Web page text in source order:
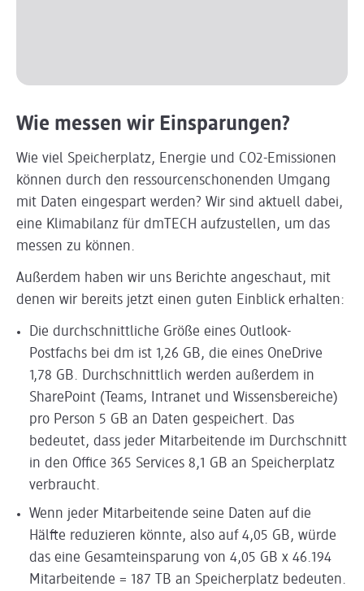
Wie messen wir Einsparungen?
Wie viel Speicherplatz, Energie und CO2-Emissionen
können durch den ressourcenschonenden Umgang
mit Daten eingespart werden? Wir sind aktuell dabei,
eine Klimabilanz für dmTECH aufzustellen, um das
messen zu können.
Außerdem haben wir uns Berichte angeschaut, mit
denen wir bereits jetzt einen guten Einblick erhalten:
Die durchschnittliche Größe eines Outlook-
Postfachs bei dm ist 1,26 GB, die eines OneDrive
1,78 GB. Durchschnittlich werden außerdem in
SharePoint (Teams, Intranet und Wissensbereiche)
pro Person 5 GB an Daten gespeichert. Das
bedeutet, dass jeder Mitarbeitende im Durchschnitt
in den Office 365 Services 8,1 GB an Speicherplatz
verbraucht.
Wenn jeder Mitarbeitende seine Daten auf die
Hälfte reduzieren könnte, also auf 4,05 GB, würde
das eine Gesamteinsparung von 4,05 GB x 46.194
Mitarbeitende = 187 TB an Speicherplatz bedeuten.